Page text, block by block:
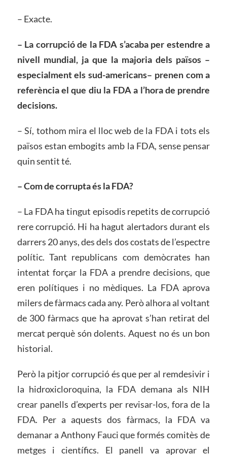
– Exacte.
– La corrupció de la FDA s’acaba per estendre a
nivell mundial, ja que la majoria dels països –
especialment els sud-americans– prenen com a
referència el que diu la FDA a l’hora de prendre
decisions.
– Sí, tothom mira el lloc web de la FDA i tots els
països estan embogits amb la FDA, sense pensar
quin sentit té.
–Com decorrupta és la FDA?
– La FDA ha tingut episodis repetits de corrupció
rere corrupció. Hi ha hagut alertadors durant els
darrers 20 anys, des dels dos costats de l’espectre
polític. Tant republicans com demòcrates han
intentat forçar la FDA a prendre decisions, que
eren polítiques i no mèdiques. La FDA aprova
milers de fàrmacs cada any. Però alhora al voltant
de 300 fàrmacs que ha aprovat s’han retirat del
mercat perquè són dolents. Aquest no és un bon
historial.
Però la pitjor corrupció és que per al remdesivir i
la hidroxicloroquina, la FDA demana als NIH
crear panells d’experts per revisar-los, fora de la
FDA. Per a aquests dos fàrmacs, la FDA va
demanar a Anthony Fauci que formés comitès de
metges i científics. El panell va aprovar el